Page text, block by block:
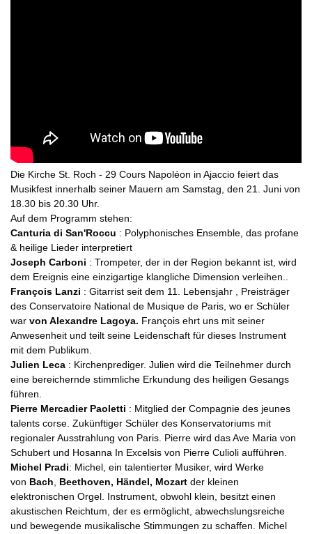
Die Kirche St. Roch - 29 Cours Napoléon in Ajaccio feiert das
Musikfest innerhalb seiner Mauern am Samstag, den 21. Juni von
18.30 bis 20.30 Uhr.
Auf dem Programm stehen:
Canturia di San'Roccu : Polyphonisches Ensemble, das profane
& heilige Lieder interpretiert
Joseph Carboni : Trompeter, der in der Region bekannt ist, wird
dem Ereignis eine einzigartige klangliche Dimension verleihen..
François Lanzi : Gitarrist seit dem 11. Lebensjahr , Preisträger
des Conservatoire National de Musique de Paris, wo er Schüler
war von Alexandre Lagoya. François ehrt uns mit seiner
Anwesenheit und teilt seine Leidenschaft für dieses Instrument
mit dem Publikum.
Julien Leca : Kirchenprediger. Julien wird die Teilnehmer durch
eine bereichernde stimmliche Erkundung des heiligen Gesangs
führen.
Pierre Mercadier Paoletti : Mitglied der Compagnie des jeunes
talents corse. Zukünftiger Schüler des Konservatoriums mit
regionaler Ausstrahlung von Paris. Pierre wird das Ave Maria von
Schubert und Hosanna In Excelsis von Pierre Culioli aufführen.
Michel Pradi: Michel, ein talentierter Musiker, wird Werke
von Bach, Beethoven, Händel, Mozart der kleinen
elektronischen Orgel. Instrument, obwohl klein, besitzt einen
akustischen Reichtum, der es ermöglicht, abwechslungsreiche
und bewegende musikalische Stimmungen zu schaffen. Michel